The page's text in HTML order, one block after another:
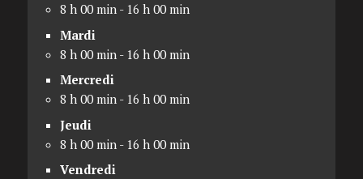
8 h 00 min - 16 h 00 min
Mardi
8 h 00 min - 16 h 00 min
Mercredi
8 h 00 min - 16 h 00 min
Jeudi
8 h 00 min - 16 h 00 min
Vendredi